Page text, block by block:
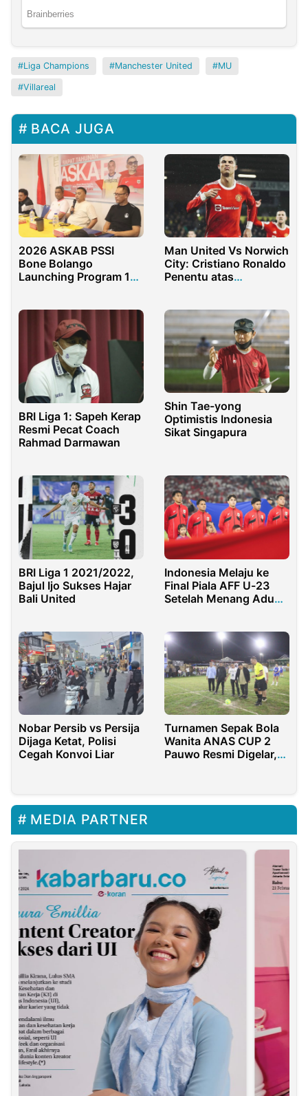
Liga Champions Manchester United MU
Villareal
BACA JUGA
2026 ASKAB PSSI
Bone Bolango
Launching Program 1
Man United Vs Norwich
City: Cristiano Ronaldo
Penentu atas
BRI Liga 1: Sapeh Kerap
Resmi Pecat Coach
Rahmad Darmawan
Shin Tae-yong
Optimistis Indonesia
Sikat Singapura
BRI Liga 1 2021/2022,
Bajul Ijo Sukses Hajar
Bali United
Indonesia Melaju ke
Final Piala AFF U-23
Setelah Menang Adu
Nobar Persib vs Persija
Dijaga Ketat, Polisi
Cegah Konvoi Liar
Turnamen Sepak Bola
Wanita ANAS CUP 2
Pauwo Resmi Digelar,
dari Bone Bolango
MEDIA PARTNER